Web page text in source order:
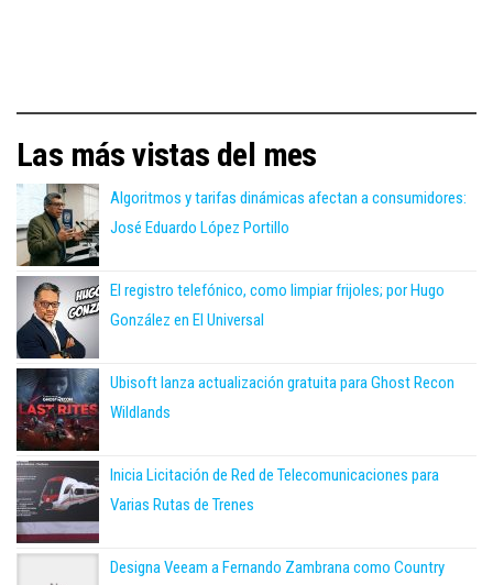
Las más vistas del mes
Algoritmos y tarifas dinámicas afectan a consumidores:
José Eduardo López Portillo
El registro telefónico, como limpiar frijoles; por Hugo
González en El Universal
Ubisoft lanza actualización gratuita para Ghost Recon
Wildlands
Inicia Licitación de Red de Telecomunicaciones para
Varias Rutas de Trenes
Designa Veeam a Fernando Zambrana como Country